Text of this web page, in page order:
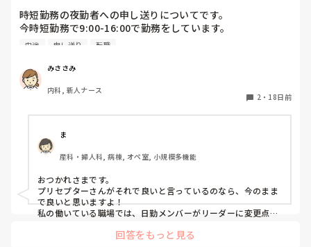
時短勤務の夜勤者への申し送りについてです。
今時短勤務で9:00-16:00で勤務をしています。
看護師３年目の年ですが、妊娠出産があり看護師歴は一年ほ
現在は2人受け持ちをして何かあれば指導者さんに報告する
形で動いています。
今の病院は夜勤さんへ直接申し送りをするので16:30までの
りをして指導者さんから送ってもらっている形です。
1人の先輩から先輩から夜勤者へ申し送りしてもらうのは意
味ないよねと言われました。
そのことがあり、プリセプターに日中の様子を紙に書いて送
ってもらうほうがいいですかと聞いたところ、それだと二度
手間になるし今後受け持ちの人数も増えたら大変になる。い
つも記録の確認もするし、状態変化あったらその都度報告す
ると思うからそれで大丈夫だよと言われました。
中途 申し送り 転職
みささみ
内科, 新人ナース
2・ 18日前
ま
産科・婦人科, 病棟, オペ室, 小規模多機能
おつかれさまです。
プリセプターさんがそれで良いと言っているのなら、今のまま
で良いと思いますよ！
私の働いている職場では、日勤メンバーがリーダーに変更点や
に申し送る形になってますし今のところ何も問題は起きてませ
回答をもっと見る